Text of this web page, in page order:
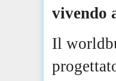
vivendo
Il